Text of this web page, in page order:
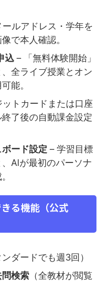
ルアドレス・学年を
で本人確認。
込 – 「無料体験開始」
全ライブ授業とオン
能。
トカードまたは口座
了後の自動課金設定
ード設定 – 学習目標
AIが最初のパーソナ
る機能（公式
ンダードでも週3回）
検索 （全教材が閲覧